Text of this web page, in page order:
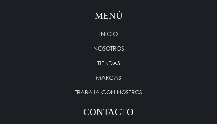
MENÚ
INICIO
NOSOTROS
TIENDAS
MARCAS
TRABAJA CON NOSTROS
CONTACTO